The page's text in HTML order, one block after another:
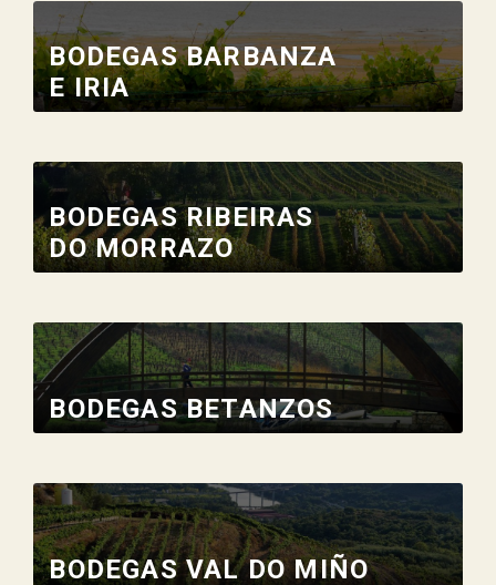
BODEGAS BARBANZA
E IRIA
BODEGAS RIBEIRAS
DO MORRAZO
BODEGAS BETANZOS
BODEGAS VAL DO MIÑO